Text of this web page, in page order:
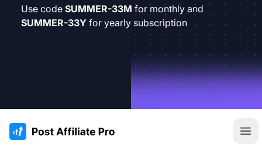
Use code SUMMER-33M for monthly and
SUMMER-33Y for yearly subscription
:site.title